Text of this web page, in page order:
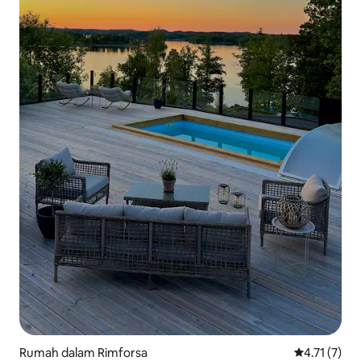
Rumah dalam Rimforsa Penarafan
4.71 (7)